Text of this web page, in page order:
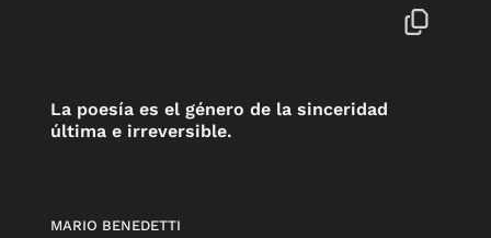
La poesía es el género de la sinceridad
última e irreversible.
MARIO BENEDETTI